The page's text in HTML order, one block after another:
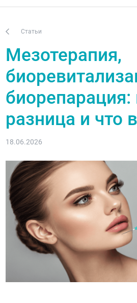
Статьи
Мезотерапия,
биорепарация:
разница и что
18.06.2026